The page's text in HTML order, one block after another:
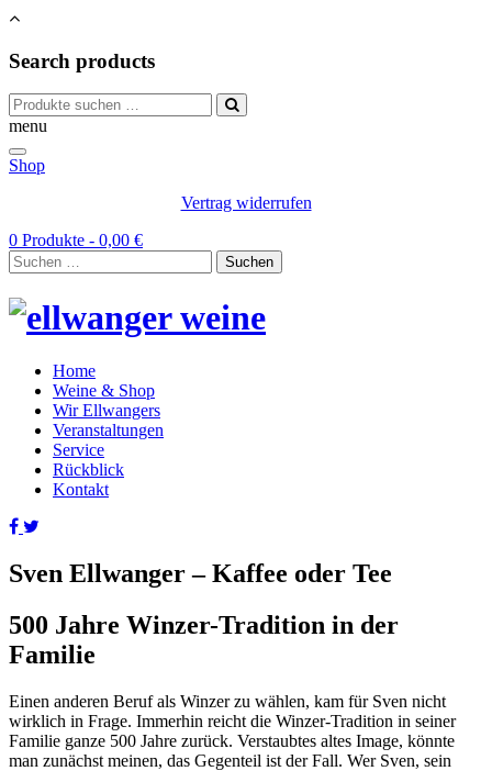
Search products
Suchen
nach:
menu
Shop
Vertrag widerrufen
0 Produkte - 0,00 €
Suchen
nach:
Home
Weine & Shop
Wir Ellwangers
Veranstaltungen
Service
Rückblick
Kontakt
Sven Ellwanger – Kaffee oder Tee
500 Jahre Winzer-Tradition in der
Familie
Einen anderen Beruf als Winzer zu wählen, kam für Sven nicht
wirklich in Frage. Immerhin reicht die Winzer-Tradition in seiner
Familie ganze 500 Jahre zurück. Verstaubtes altes Image, könnte
man zunächst meinen, das Gegenteil ist der Fall. Wer Sven, sein